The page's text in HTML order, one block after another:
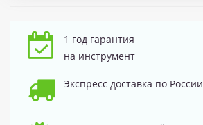
1 год гарантия
на инструмент
Экспресс доставка по России